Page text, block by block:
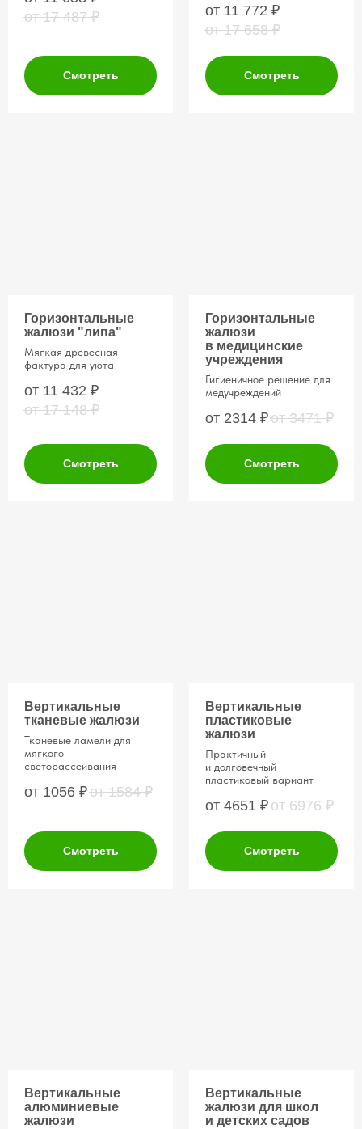
от 17 487 ₽
Смотреть
от 11 772 ₽
от 17 658 ₽
Смотреть
Горизонтальные
жалюзи "липа"
Мягкая древесная
фактура для уюта
от 11 432 ₽
от 17 148 ₽
Смотреть
Горизонтальные
жалюзи
в медицинские
учреждения
Гигиеничное решение для
медучреждений
от 2314 ₽от 3471 ₽
Смотреть
Вертикальные
тканевые жалюзи
Тканевые ламели для
мягкого
светорассеивания
от 1056 ₽от 1584 ₽
Смотреть
Вертикальные
пластиковые
жалюзи
Практичный
и долговечный
пластиковый вариант
от 4651 ₽от 6976 ₽
Смотреть
Вертикальные
алюминиевые
жалюзи
Вертикальные
жалюзи для школ
и детских садов
есплатный заме,…
Бесплатный
нажимая на кнопку, Вы соглашаетесь
с условиями
политики конфиденциальности